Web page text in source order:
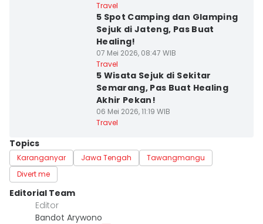
Travel
5 Spot Camping dan Glamping
Sejuk di Jateng, Pas Buat
Healing!
07 Mei 2026, 08:47 WIB
Travel
5 Wisata Sejuk di Sekitar
Semarang, Pas Buat Healing
Akhir Pekan!
06 Mei 2026, 11:19 WIB
Travel
Topics
Karanganyar Jawa Tengah
Tawangmangu
Divert me
Editorial Team
Editor
Bandot Arywono